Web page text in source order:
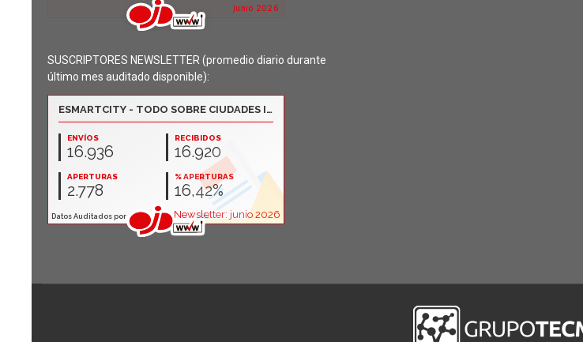
SUSCRIPTORES NEWSLETTER (promedio diario durante
último mes auditado disponible):